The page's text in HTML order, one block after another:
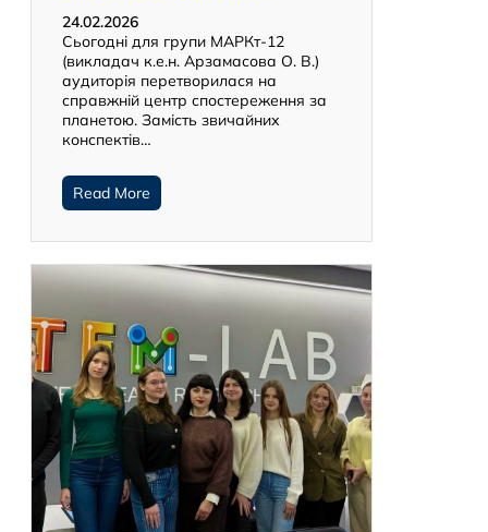
24.02.2026
Сьогодні для групи МАРКт-12
(викладач к.е.н. Арзамасова О. В.)
аудиторія перетворилася на
справжній центр спостереження за
планетою. Замість звичайних
конспектів…
Read More